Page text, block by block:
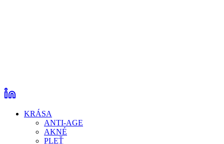
KRÁSA
ANTI-AGE
AKNÉ
PLEŤ